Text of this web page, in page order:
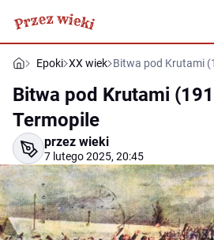
Epoki XX wiek Bitwa pod Krutami
Bitwa pod Krutami
Termopile
przez wieki
7 lutego 2025, 20:45